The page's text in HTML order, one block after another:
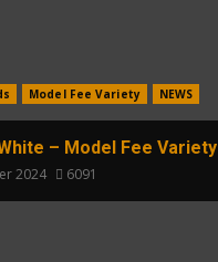
Model Fee Variety NEWS
– Model Fee Variety
2024 6091